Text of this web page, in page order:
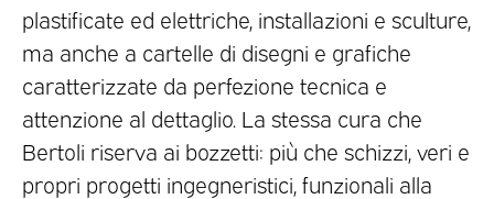
plastificate ed elettriche, installazioni e sculture,
ma anche a cartelle di disegni e grafiche
caratterizzate da perfezione tecnica e
attenzione al dettaglio. La stessa cura che
Bertoli riserva ai bozzetti: più che schizzi, veri e
propri progetti ingegneristici, funzionali alla